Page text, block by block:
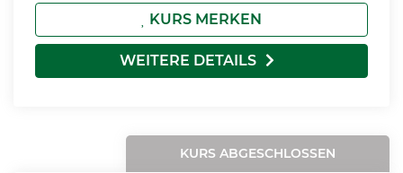
KURS MERKEN
WEITERE DETAILS
KURS ABGESCHLOSSEN